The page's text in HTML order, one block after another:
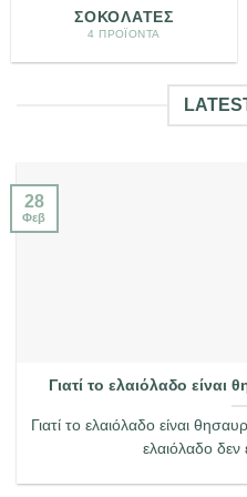
ΣΟΚΟΛΆΤΕΣ
4 ΠΡΟΪΌΝΤΑ
Γιατί το ελαιόλαδο είναι
Γιατί το ελαιόλαδο είναι
ελαιόλαδο δεν
28
Φεβ